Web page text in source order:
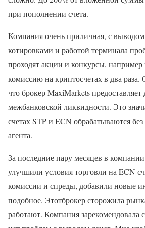
при пополнении счета.
Компания очень приличная, с выводом
котировками и работой терминала
проходят акции и конкурсы, например
комиссию на криптосчетах в два
что брокер MaxiMarkets предоставляет
межбанковской ликвидности. Это
счетах STP и ECN обрабатываются
агента.
За последние пару месяцев в
улучшили условия торговли на ECN
комиссии и спреды, добавили новые
подобное. Этотброкер сторожила
работают. Компания зарекомендовала